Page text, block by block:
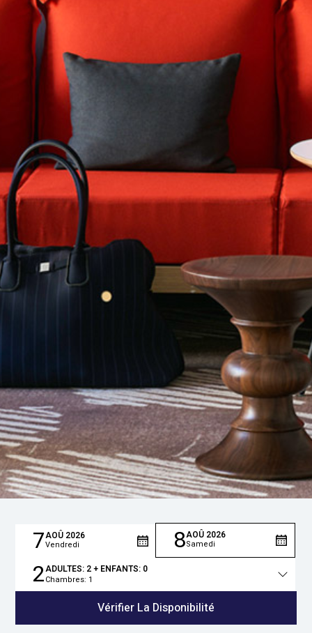
7AOÛ 2026
Vendredi 8AOÛ 2026
Samedi
Total
2ADULTES: 2+ ENFANTS: 0
Chambres: 1
Vérifier La Disponibilité